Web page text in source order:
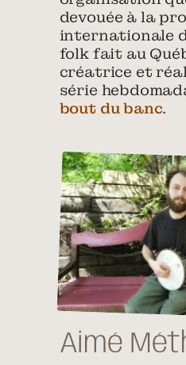
devouée à la
internationale
folk fait au
créatrice et
série
bout du banc.
Aimé